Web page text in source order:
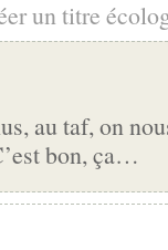
un titre
au taf, on
bon, ça…